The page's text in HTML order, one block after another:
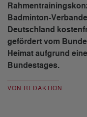
Badminton-
Deutschland
gefördert vom
Heimat aufgrund
Bundestages.
VON REDAKTION